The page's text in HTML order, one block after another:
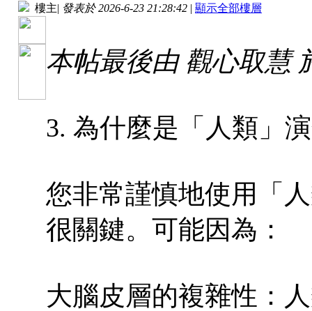
樓主| 發表於 2026-6-23 21:28:42 | 顯示全部樓層
本帖最後由 觀心取慧
3. 為什麼是「人類」
您非常謹慎地使用「
很關鍵。可能因為：
大腦皮層的複雜性：